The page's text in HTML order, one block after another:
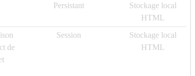
Persistant
Stockage local
HTML
de
Session
Stockage local
HTML